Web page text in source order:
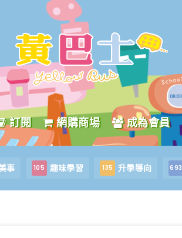
訂閱 網購商場 成為會員
事 105 趣味學習 135 升學導向 693